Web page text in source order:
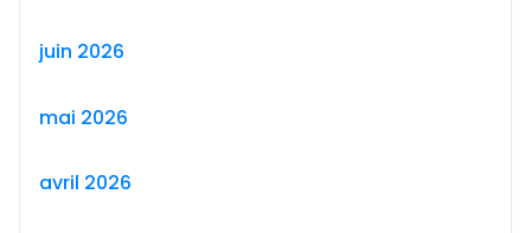
juin 2026
mai 2026
avril 2026